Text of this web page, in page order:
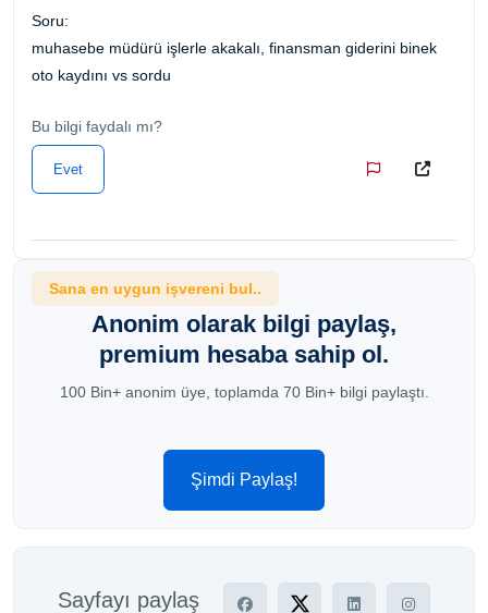
Soru:
muhasebe müdürü işlerle akakalı, finansman giderini binek
oto kaydını vs sordu
Bu bilgi faydalı mı?
Evet
Sana en uygun işvereni bul..
Anonim olarak bilgi paylaş,
premium hesaba sahip ol.
100 Bin+ anonim üye, toplamda 70 Bin+ bilgi paylaştı.
Şimdi Paylaş!
Sayfayı paylaş